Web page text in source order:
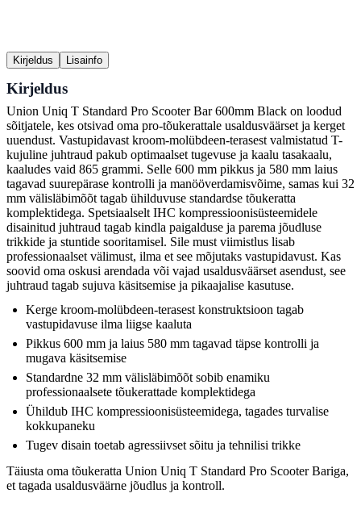
Kirjeldus Lisainfo
Kirjeldus
Union Uniq T Standard Pro Scooter Bar 600mm Black on loodud
sõitjatele, kes otsivad oma pro-tõukerattale usaldusväärset ja kerget
uuendust. Vastupidavast kroom-molübdeen-terasest valmistatud T-
kujuline juhtraud pakub optimaalset tugevuse ja kaalu tasakaalu,
kaaludes vaid 865 grammi. Selle 600 mm pikkus ja 580 mm laius
tagavad suurepärase kontrolli ja manööverdamisvõime, samas kui 32
mm välisläbimõõt tagab ühilduvuse standardse tõukeratta
komplektidega. Spetsiaalselt IHC kompressioonisüsteemidele
disainitud juhtraud tagab kindla paigalduse ja parema jõudluse
trikkide ja stuntide sooritamisel. Sile must viimistlus lisab
professionaalset välimust, ilma et see mõjutaks vastupidavust. Kas
soovid oma oskusi arendada või vajad usaldusväärset asendust, see
juhtraud tagab sujuva käsitsemise ja pikaajalise kasutuse.
Kerge kroom-molübdeen-terasest konstruktsioon tagab
vastupidavuse ilma liigse kaaluta
Pikkus 600 mm ja laius 580 mm tagavad täpse kontrolli ja
mugava käsitsemise
Standardne 32 mm välisläbimõõt sobib enamiku
professionaalsete tõukerattade komplektidega
Ühildub IHC kompressioonisüsteemidega, tagades turvalise
kokkupaneku
Tugev disain toetab agressiivset sõitu ja tehnilisi trikke
Täiusta oma tõukeratta Union Uniq T Standard Pro Scooter Bariga,
et tagada usaldusväärne jõudlus ja kontroll.